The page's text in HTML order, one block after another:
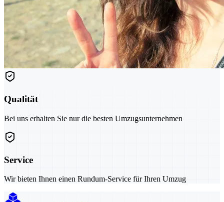
Qualität
Bei uns erhalten Sie nur die besten Umzugsunternehmen
Service
Wir bieten Ihnen einen Rundum-Service für Ihren Umzug